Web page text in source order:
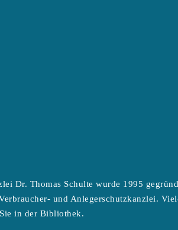
Dr. Thomas Schulte wurde 1995
und Anlegerschutzkanzlei.
in der Bibliothek.